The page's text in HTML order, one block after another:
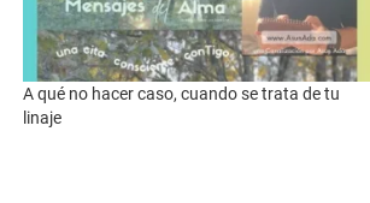
A qué no hacer caso, cuando se trata de tu
linaje